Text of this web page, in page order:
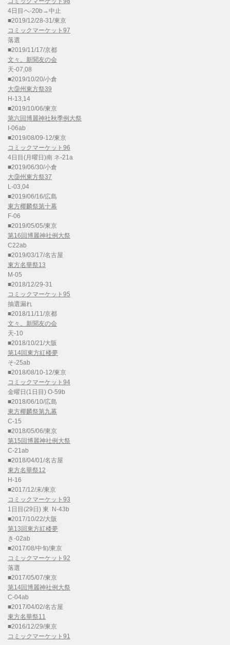
4日目へ-20b→中止
■2019/12/28-31/東京
コミックマーケット97
落選
■2019/11/17/京都
文々。新聞友の会
天-07,08
■2019/10/20/小倉
大⑨州東方祭39
H-13,14
■2019/10/06/東京
第六回博麗神社秋季例大祭
I-06ab
■2019/08/09-12/東京
コミックマーケット96
4日目(月曜日)南 ネ-21a
■2019/06/30/小倉
大⑨州東方祭37
L-03,04
■2019/06/16/広島
東方椰麟祭第十幕
F-06
■2019/05/05/東京
第16回博麗神社例大祭
C22ab
■2019/03/17/名古屋
東方名華祭13
M-05
■2018/12/29-31
コミックマーケット95
抽選漏れ
■2018/11/11/京都
文々。新聞友の会
天-10
■2018/10/21/大阪
第14回東方紅楼夢
そ-25ab
■2018/08/10-12/東京
コミックマーケット94
金曜日(1日目) O-59b
■2018/06/10/広島
東方椰麟祭第九幕
C-15
■2018/05/06/東京
第15回博麗神社例大祭
C-21ab
■2018/04/01/名古屋
東方名華祭12
H-16
■2017/12/末/東京
コミックマーケット93
1日目(29日) 東 N-43b
■2017/10/22/大阪
第13回東方紅楼夢
き-02ab
■2017/08/中旬/東京
コミックマーケット92
落選
■2017/05/07/東京
第14回博麗神社例大祭
C-04ab
■2017/04/02/名古屋
東方名華祭11
■2016/12/29/東京
コミックマーケット91